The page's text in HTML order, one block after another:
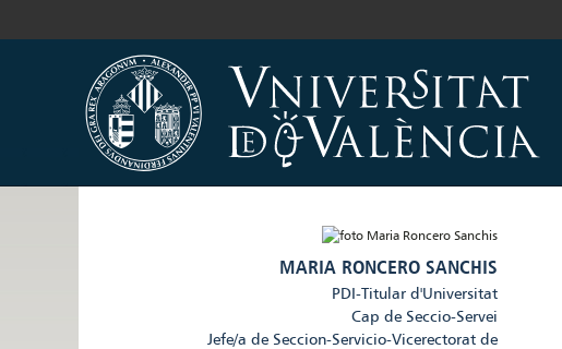
MARIA RONCERO SANCHIS
PDI-Titular d'Universitat
Cap de Seccio-Servei
Jefe/a de Seccion-Servicio-Vicerectorat de